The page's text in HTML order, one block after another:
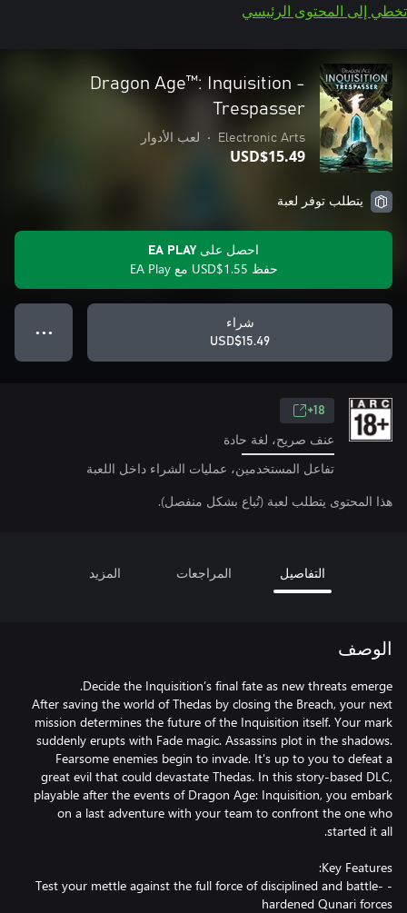
تخطي إلى المحتوى الرئيسي
Dragon Age™: Inquisition -
Trespasser
Electronic Arts
• لعب الأدوار
USD$15.49
يتطلب توفر لعبة
احصل على EA PLAY
حفظ USD$1.55 مع EA Play
شراء
USD$15.49
● ● ●
18+
عنف صريح، لغة حادة
تفاعل المستخدمين، عمليات الشراء داخل اللعبة
هذا المحتوى يتطلب لعبة (تُباع بشكل منفصل).
التفاصيل المراجعات المزيد
الوصف
After saving the world of Thedas by closing the Breach, your next
mission determines the future of the Inquisition itself. Your mark
suddenly erupts with Fade magic. Assassins plot in the shadows.
Fearsome enemies begin to invade. It's up to you to defeat a
great evil that could devastate Thedas. In this story-based DLC,
playable after the events of Dragon Age: Inquisition, you embark
on a last adventure with your team to confront the one who
- Test your mettle against the full force of disciplined and battle-